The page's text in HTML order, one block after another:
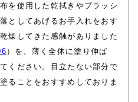
を使用した乾拭きやブラッシ
としてあげるお手入れをおす
燥してきた感触がありました
）を、薄く全体に塗り伸ば
ください。目立たない部分で
ることをおすすめしておりま